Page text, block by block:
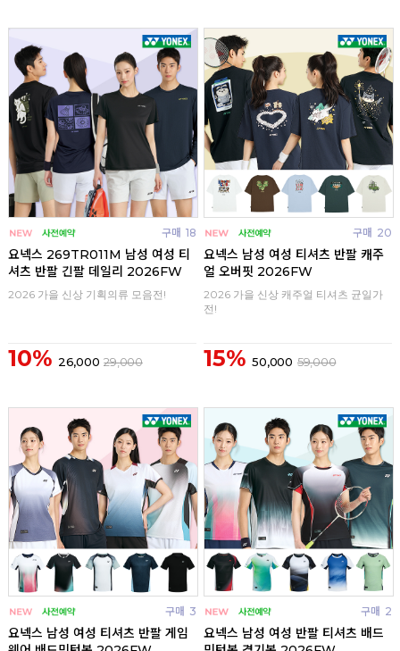
구매 18
요넥스 269TR011M 남성 여성 티
셔츠 반팔 긴팔 데일리 2026FW
2026 가을 신상 기획의류 모음전!
10% 26,000 29,000
구매 20
요넥스 남성 여성 티셔츠 반팔 캐주
얼 오버핏 2026FW
2026 가을 신상 캐주얼 티셔츠 균일가
전!
15% 50,000 59,000
구매 3
요넥스 남성 여성 티셔츠 반팔 게임
구매 2
요넥스 남성 여성 반팔 티셔츠 배드